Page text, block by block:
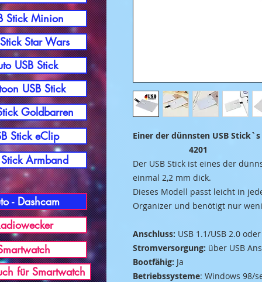
Einer der
4201
Der USB Stick ist eines der
einmal 2,2 mm dick.
Dieses Modell passt leicht in
Organizer und benötigt nur
Anschluss: USB 1.1/USB 2.0
Stromversorgung: über USB
Bootfähig: Ja
Betriebssysteme: Windows 98/
Stick Minion
Star Wars
USB Stick
USB Stick
Goldbarren
Stick eClip
Armband
- Dashcam
für Smartwatch